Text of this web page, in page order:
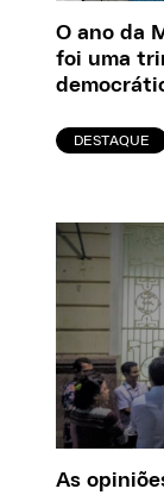
O ano da
foi uma
DESTAQUE
As